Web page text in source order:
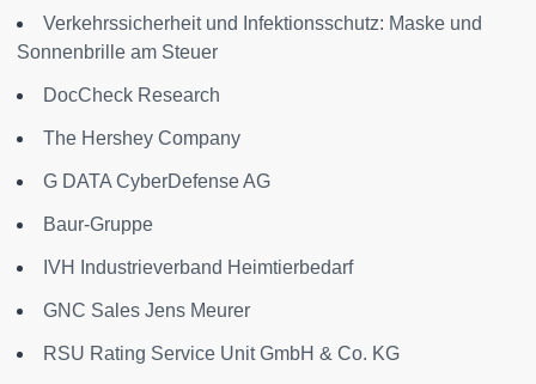
Verkehrssicherheit und Infektionsschutz: Maske und
Sonnenbrille am Steuer
DocCheck Research
The Hershey Company
G DATA CyberDefense AG
Baur-Gruppe
IVH Industrieverband Heimtierbedarf
GNC Sales Jens Meurer
RSU Rating Service Unit GmbH & Co. KG